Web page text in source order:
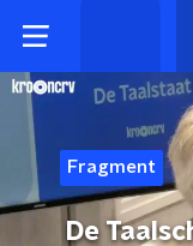
Fragment
De